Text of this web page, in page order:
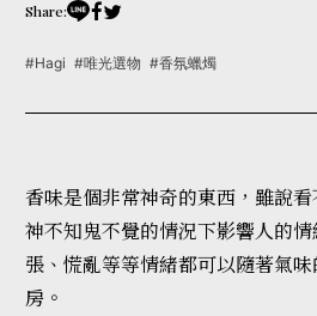
Share:
#Hagi #唯光選物 #香氛蠟燭
香味是個非常神奇的東西，雖說
神不知鬼不覺的情況下影響人的
張、慌亂等等情緒都可以隨著氣
房。